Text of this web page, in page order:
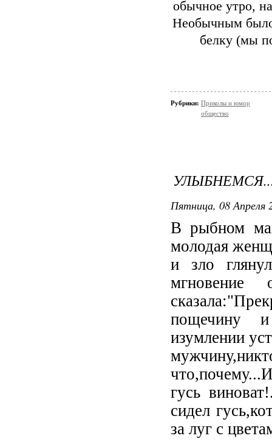
обычное утро,
Необычным
белку (мы
Рубрики: Приколы и юмор
общество
Пятница, 08 Апреля
В рыбном
молодая
и зло
мгновение
пощечину
изумлении
гусь
сидел
за луг с